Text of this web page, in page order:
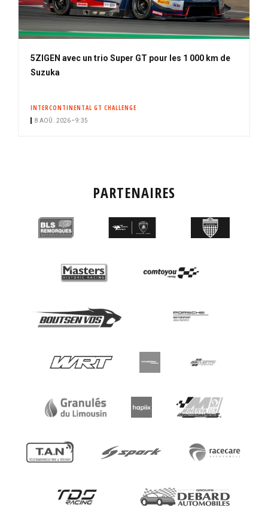
5ZIGEN avec un trio Super GT pour les 1 000 km de
Suzuka
INTERCONTINENTAL GT CHALLENGE
8 AOÛ. 2026 • 9:35
PARTENAIRES